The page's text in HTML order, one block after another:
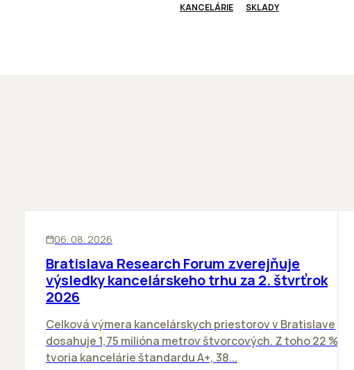
KANCELÁRIE SKLADY
06. 08. 2026
Bratislava Research Forum zverejňuje
výsledky kancelárskeho trhu za 2. štvrťrok
2026
Celková výmera kancelárskych priestorov v Bratislave
dosahuje 1,75 milióna metrov štvorcových. Z toho 22 %
tvoria kancelárie štandardu A+, 38...